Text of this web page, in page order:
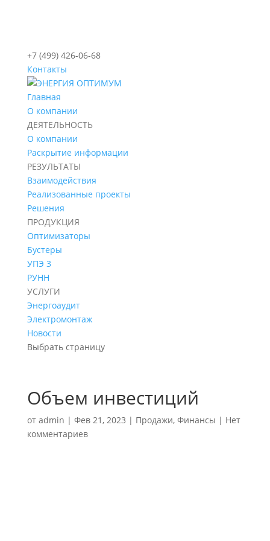
+7 (499) 426-06-68
Контакты
Главная
О компании
ДЕЯТЕЛЬНОСТЬ
О компании
Раскрытие информации
РЕЗУЛЬТАТЫ
Взаимодействия
Реализованные проекты
Решения
ПРОДУКЦИЯ
Оптимизаторы
Бустеры
УПЭ 3
РУНН
УСЛУГИ
Энергоаудит
Электромонтаж
Новости
Выбрать страницу
Объем инвестиций
от admin | Фев 21, 2023 | Продажи, Финансы | Нет
комментариев